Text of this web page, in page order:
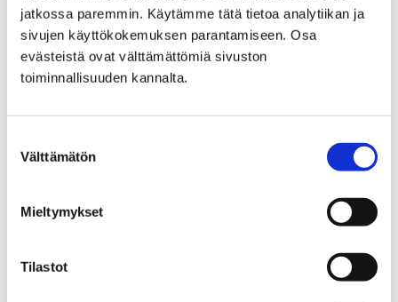
jatkossa paremmin. Käytämme tätä tietoa analytiikan ja
sivujen käyttökokemuksen parantamiseen. Osa
evästeistä ovat välttämättömiä sivuston
toiminnallisuuden kannalta.
valinta
Välttämätön
Mieltymykset
Tilastot
Etusivu Palvelut Lounaskahvila Helmi
Lounaskahvila Helmi
kahvilatuotteita.
Vinyylileikkaus